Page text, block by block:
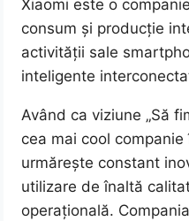
Xiaomi este o
consum și producție
activității sale
inteligente
Având ca viziune „Să
cea mai cool companie
urmărește constant
utilizare de înaltă
operațională.